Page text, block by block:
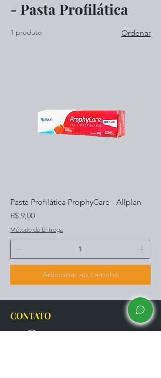
- Pasta Profilática
1 produto Ordenar
Pasta Profilática ProphyCare - Allplan
Preço
R$ 9,00
Método de Entrega
Adicionar ao carrinho
CONTATO